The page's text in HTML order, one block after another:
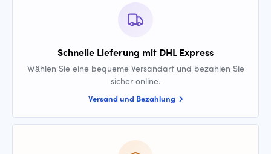
Schnelle Lieferung mit DHL Express
Wählen Sie eine bequeme Versandart und bezahlen Sie
sicher online.
Versand und Bezahlung